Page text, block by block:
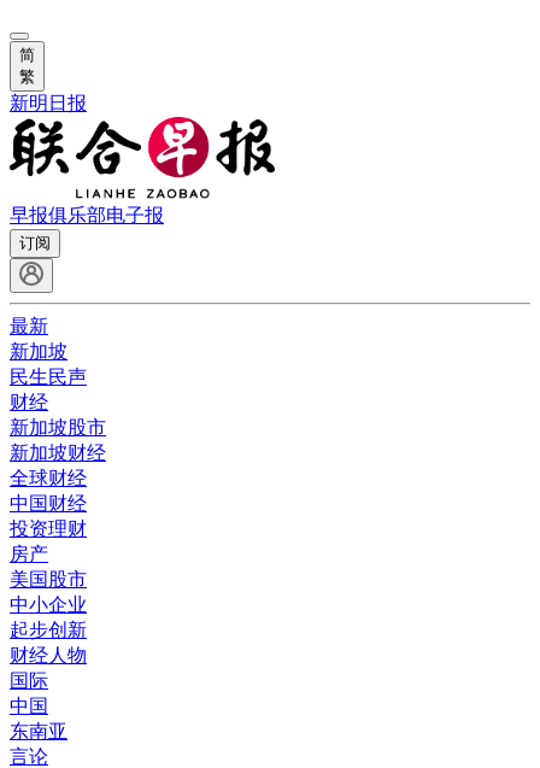
简
繁
新明日报
早报俱乐部电子报
订阅
最新
新加坡
民生民声
财经
新加坡股市
新加坡财经
全球财经
中国财经
投资理财
房产
美国股市
中小企业
起步创新
财经人物
国际
中国
东南亚
言论